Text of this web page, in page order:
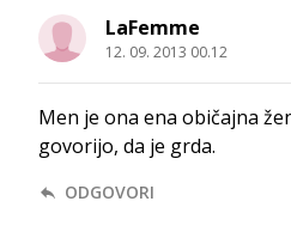
LaFemme
12. 09. 2013 00.12
Men je ona ena običajna
govorijo, da je grda.
ODGOVORI